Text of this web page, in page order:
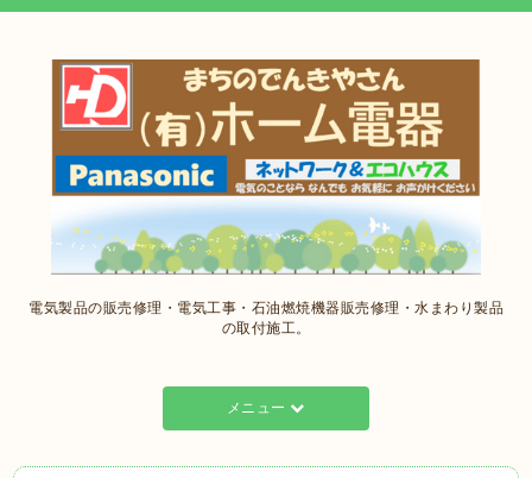
電気製品の販売修理・電気工事・石油燃焼機器販売修理・水まわり製品
の取付施工。
メニュー